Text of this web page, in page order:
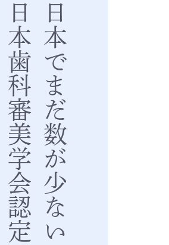
日本でまだ数が少ない
日本歯科審美学会認定医